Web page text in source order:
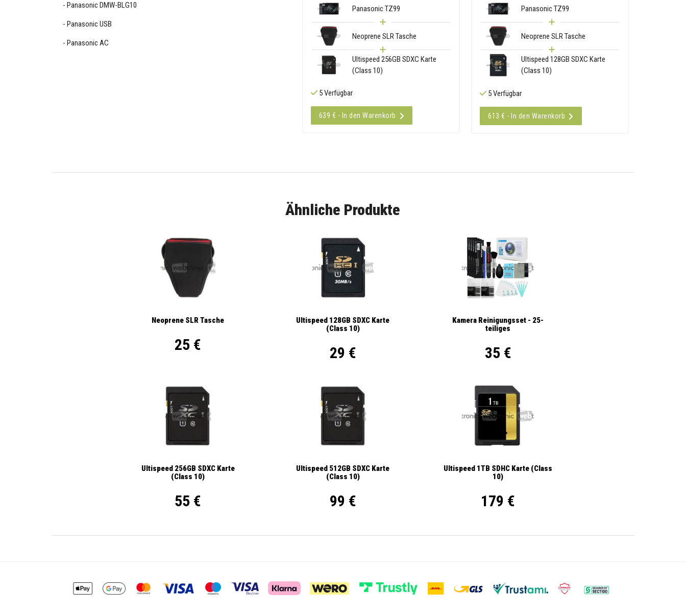
Panasonic TZ99
Neoprene SLR Tasche
Ultispeed 256GB SDXC Karte
(Class 10)
5 Verfügbar
639 € - In den Warenkorb
Panasonic TZ99
Neoprene SLR Tasche
Ultispeed 128GB SDXC Karte
(Class 10)
5 Verfügbar
613 € - In den Warenkorb
Panasonic DMW-BLG10
Panasonic USB
Panasonic AC
Ähnliche Produkte
Neoprene SLR Tasche
25 €
Ultispeed 128GB SDXC Karte
(Class 10)
29 €
Kamera Reinigungsset - 25-
teiliges
35 €
Ultispeed 256GB SDXC Karte
(Class 10)
55 €
Ultispeed 512GB SDXC Karte
(Class 10)
99 €
Ultispeed 1TB SDHC Karte (Class
10)
179 €